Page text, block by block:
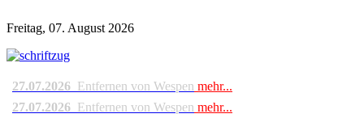
Freitag, 07. August 2026
27.07.2026 Entfernen von Wespen mehr...
27.07.2026 Entfernen von Wespen mehr...